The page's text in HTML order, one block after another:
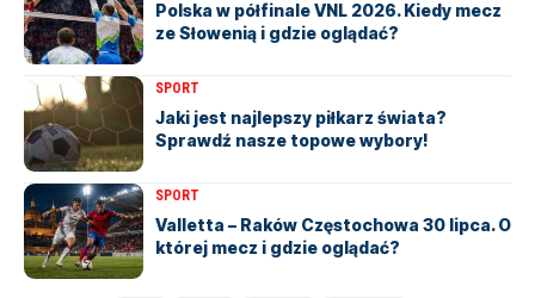
Polska w półfinale VNL 2026. Kiedy mecz
ze Słowenią i gdzie oglądać?
SPORT
Jaki jest najlepszy piłkarz świata?
Sprawdź nasze topowe wybory!
SPORT
Valletta – Raków Częstochowa 30 lipca. O
której mecz i gdzie oglądać?